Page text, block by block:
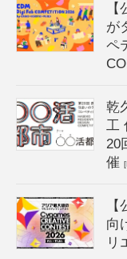
が
ペ
乾
工
20
催
向
リ